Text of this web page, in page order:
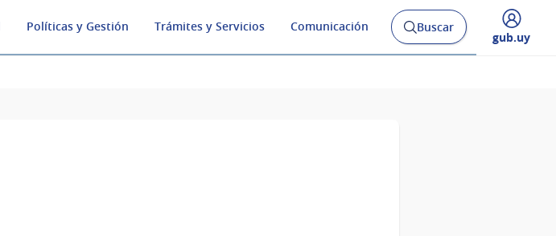
Políticas y Gestión Trámites y Servicios Comunicación
Abrir
buscador
Buscar
Desplegar
gub.uy